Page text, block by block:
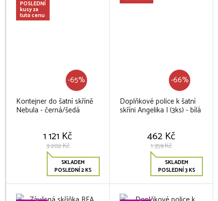
POSLEDNÍ
kusy za
tuto cenu
-65%
Kontejner do šatní skříně
Nebula - černá/šedá
1 121 Kč
3 202 Kč
SKLADEM
POSLEDNÍ 2 KS
-66%
Doplňkové police k šatní
skříni Angelika I (3ks) - bílá
462 Kč
1 359 Kč
SKLADEM
POSLEDNÍ 3 KS